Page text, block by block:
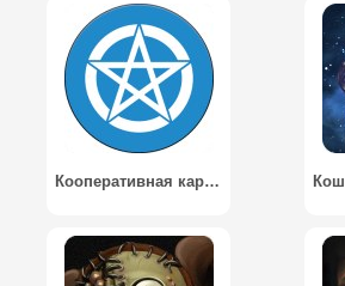
Кооперативная карточная игра «Досье Дрездена» / The Dresden Files Cooperative Card Game